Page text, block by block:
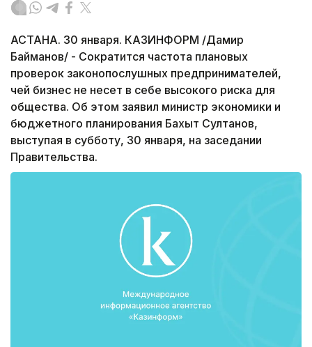
АСТАНА. 30 января. КАЗИНФОРМ /Дамир
Байманов/ - Сократится частота плановых
проверок законопослушных предпринимателей,
чей бизнес не несет в себе высокого риска для
общества. Об этом заявил министр экономики и
бюджетного планирования Бахыт Султанов,
выступая в субботу, 30 января, на заседании
Правительства.